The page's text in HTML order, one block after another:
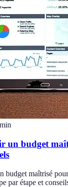
min
un budget
budget maîtrisé
par étape et